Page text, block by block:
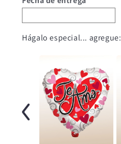
Hágalo especial... agregue: